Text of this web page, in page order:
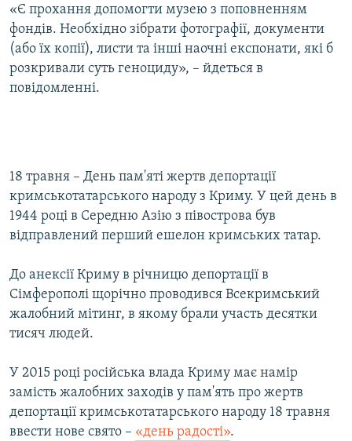
«Є прохання допомогти музею з поповненням
фондів. Необхідно зібрати фотографії, документи
(або їх копії), листи та інші наочні експонати, які б
розкривали суть геноциду», – йдеться в
повідомленні.
18 травня – День пам'яті жертв депортації
кримськотатарського народу з Криму. У цей день в
1944 році в Середню Азію з півострова був
відправлений перший ешелон кримських татар.
До анексії Криму в річницю депортації в
Сімферополі щорічно проводився Всекримський
жалобний мітинг, в якому брали участь десятки
тисяч людей.
У 2015 році російська влада Криму має намір
замість жалобних заходів у пам'ять про жертв
депортації кримськотатарського народу 18 травня
ввести нове свято – «день радості».